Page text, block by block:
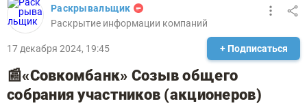
Раскрывальщик
Раскрытие информации компаний
17 декабря 2024, 19:45 + Подписаться
📰«Совкомбанк» Созыв общего
собрания участников (акционеров)